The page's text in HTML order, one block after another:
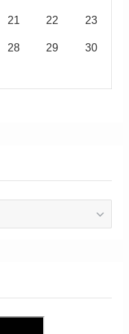
21 22 23
28 29 30